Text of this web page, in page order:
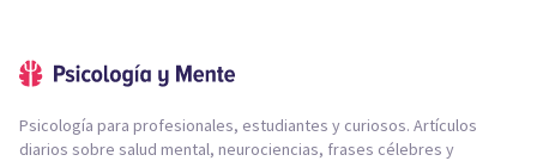
Psicología para profesionales, estudiantes y curiosos. Artículos
diarios sobre salud mental, neurociencias, frases célebres y